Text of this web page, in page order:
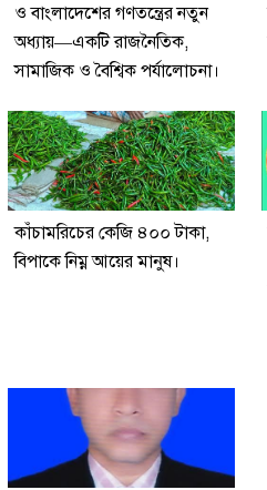
ও বাংলাদেশের গণতন্ত্রের নতুন
অধ্যায়—একটি রাজনৈতিক,
সামাজিক ও বৈশ্বিক পর্যালোচনা।
কাঁচামরিচের কেজি ৪০০ টাকা,
বিপাকে নিম্ন আয়ের মানুষ।